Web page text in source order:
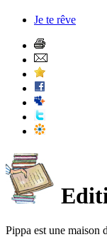
Je te rêve
Pippa est une maison